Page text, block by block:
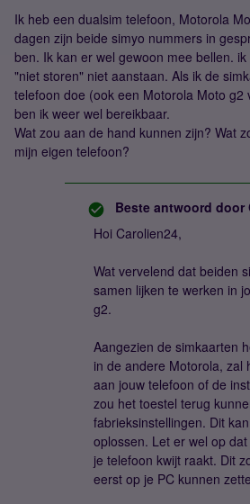
Ik heb een dualsim telefoon, Motorola
dagen zijn beide simyo nummers in
ben. Ik kan er wel gewoon mee bellen.
"niet storen" niet aanstaan. Als ik de
telefoon doe (ook een Motorola Moto g2
ben ik weer wel bereikbaar.
Wat zou aan de hand kunnen zijn? Wat
mijn eigen telefoon?
Beste antwoord door
Hoi Carolien24,
Wat vervelend dat beiden
samen lijken te werken in
g2.
Aangezien de simkaarten
in de andere Motorola, zal
aan jouw telefoon of de
zou het toestel terug
fabrieksinstellingen. Dit
oplossen. Let er wel op
je telefoon kwijt raakt. Dit
eerst op je PC kunnen